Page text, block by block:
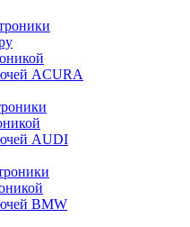
ACURA
AUDI
BMW